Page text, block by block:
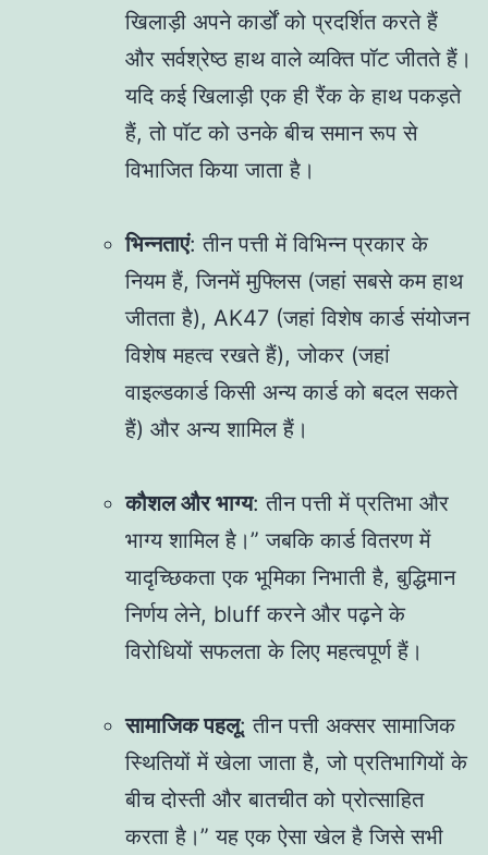
खिलाड़ी अपने कार्डों को प्रदर्शित करते हैं
और सर्वश्रेष्ठ हाथ वाले व्यक्ति पॉट जीतते हैं।
यदि कई खिलाड़ी एक ही रैंक के हाथ पकड़ते
हैं, तो पॉट को उनके बीच समान रूप से
विभाजित किया जाता है।
भिन्नताएं: तीन पत्ती में विभिन्न प्रकार के
नियम हैं, जिनमें मुफ्लिस (जहां सबसे कम हाथ
जीतता है), AK47 (जहां विशेष कार्ड संयोजन
विशेष महत्व रखते हैं), जोकर (जहां
वाइल्डकार्ड किसी अन्य कार्ड को बदल सकते
हैं) और अन्य शामिल हैं।
कौशल और भाग्य: तीन पत्ती में प्रतिभा और
भाग्य शामिल है।” जबकि कार्ड वितरण में
यादृच्छिकता एक भूमिका निभाती है, बुद्धिमान
निर्णय लेने, bluff करने और पढ़ने के
विरोधियों सफलता के लिए महत्वपूर्ण हैं।
सामाजिक पहलू: तीन पत्ती अक्सर सामाजिक
स्थितियों में खेला जाता है, जो प्रतिभागियों के
बीच दोस्ती और बातचीत को प्रोत्साहित
करता है।” यह एक ऐसा खेल है जिसे सभी